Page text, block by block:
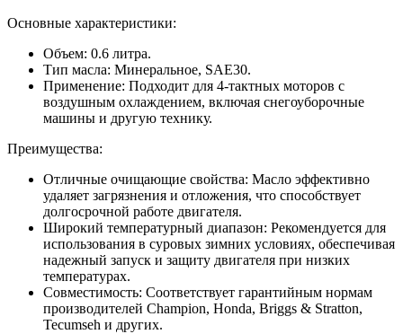
Основные характеристики:
Объем: 0.6 литра.
Тип масла: Минеральное, SAE30.
Применение: Подходит для 4-тактных моторов с
воздушным охлаждением, включая снегоуборочные
машины и другую технику.
Преимущества:
Отличные очищающие свойства: Масло эффективно
удаляет загрязнения и отложения, что способствует
долгосрочной работе двигателя.
Широкий температурный диапазон: Рекомендуется для
использования в суровых зимних условиях, обеспечивая
надежный запуск и защиту двигателя при низких
температурах.
Совместимость: Соответствует гарантийным нормам
производителей Champion, Honda, Briggs & Stratton,
Tecumseh и других.